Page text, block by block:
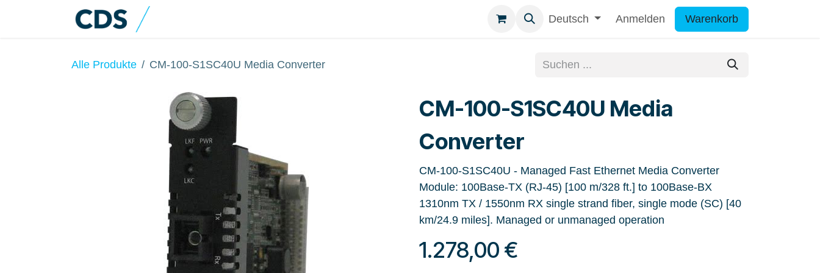
Zum Inhalt springen
Deutsch Anmelden Warenkorb
Alle Produkte CM-100-S1SC40U Media Converter
CM-100-S1SC40U Media
Converter
CM-100-S1SC40U - Managed Fast Ethernet Media Converter
Module: 100Base-TX (RJ-45) [100 m/328 ft.] to 100Base-BX
1310nm TX / 1550nm RX single strand fiber, single mode (SC) [40
km/24.9 miles]. Managed or unmanaged operation
1.278,00 €